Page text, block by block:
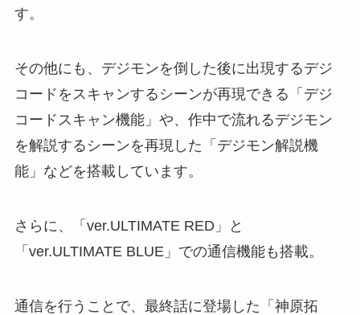
す。
その他にも、デジモンを倒した後に出現するデジ
コードをスキャンするシーンが再現できる「デジ
コードスキャン機能」や、作中で流れるデジモン
を解説するシーンを再現した「デジモン解説機
能」などを搭載しています。
さらに、「ver.ULTIMATE RED」と
「ver.ULTIMATE BLUE」での通信機能も搭載。
通信を行うことで、最終話に登場した「神原拓